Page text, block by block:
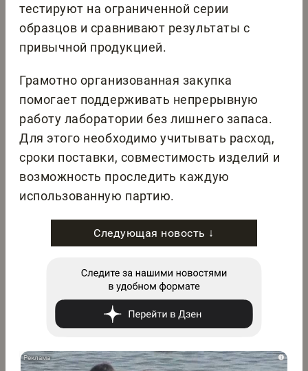
тестируют на ограниченной серии
образцов и сравнивают результаты с
привычной продукцией.
Грамотно организованная закупка
помогает поддерживать непрерывную
работу лаборатории без лишнего запаса.
Для этого необходимо учитывать расход,
сроки поставки, совместимость изделий и
возможность проследить каждую
использованную партию.
Следующая новость ↓
i